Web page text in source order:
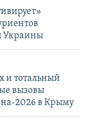
Украины
и тотальный
вызовы
2026 в Крыму